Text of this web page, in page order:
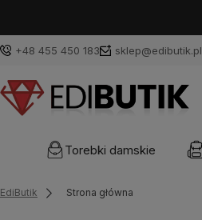
+48 455 450 183 sklep@edibutik.pl
Torebki damskie
EdiButik Strona główna